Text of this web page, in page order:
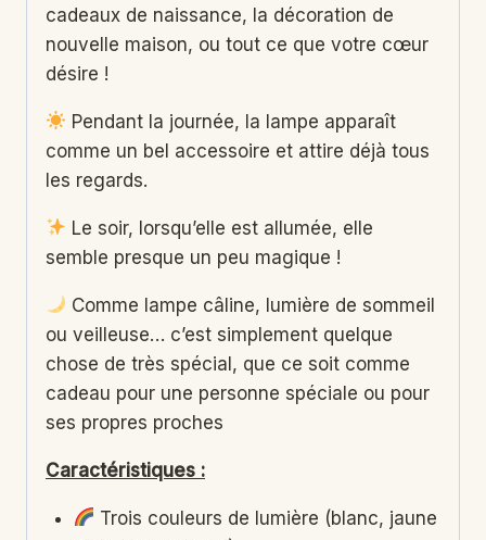
cadeaux de naissance, la décoration de
nouvelle maison, ou tout ce que votre cœur
désire !
Pendant la journée, la lampe apparaît
comme un bel accessoire et attire déjà tous
les regards.
Le soir, lorsqu’elle est allumée, elle
semble presque un peu magique !
Comme lampe câline, lumière de sommeil
ou veilleuse… c’est simplement quelque
chose de très spécial, que ce soit comme
cadeau pour une personne spéciale ou pour
ses propres proches
Caractéristiques :
Trois couleurs de lumière (blanc, jaune